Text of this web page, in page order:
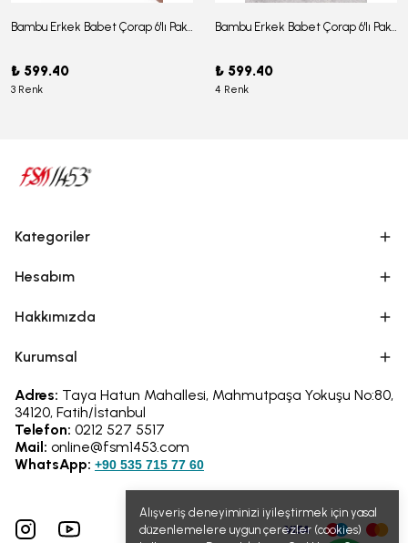
Alışveriş deneyiminizi iyileştirmek için yasal
düzenlemelere uygun çerezler (cookies)
Bambu Erkek Babet Çorap 6'lı Paket - J-03
₺ 599.40
3 Renk
Bambu Erkek Babet Çorap 6'lı Paket -J-08
₺ 599.40
4 Renk
Kategoriler
Hesabım
Hakkımızda
Kurumsal
Adres: Taya Hatun Mahallesi, Mahmutpaşa Yokuşu No:80,
34120, Fatih/İstanbul
Telefon: 0212 527 5517
Mail: online@fsm1453.com
WhatsApp: +90 535 715 77 60